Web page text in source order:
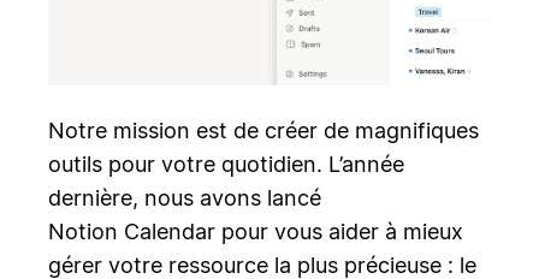
Notre mission est de créer de magnifiques
outils pour votre quotidien. L’année
dernière, nous avons lancé
Notion Calendar pour vous aider à mieux
gérer votre ressource la plus précieuse : le